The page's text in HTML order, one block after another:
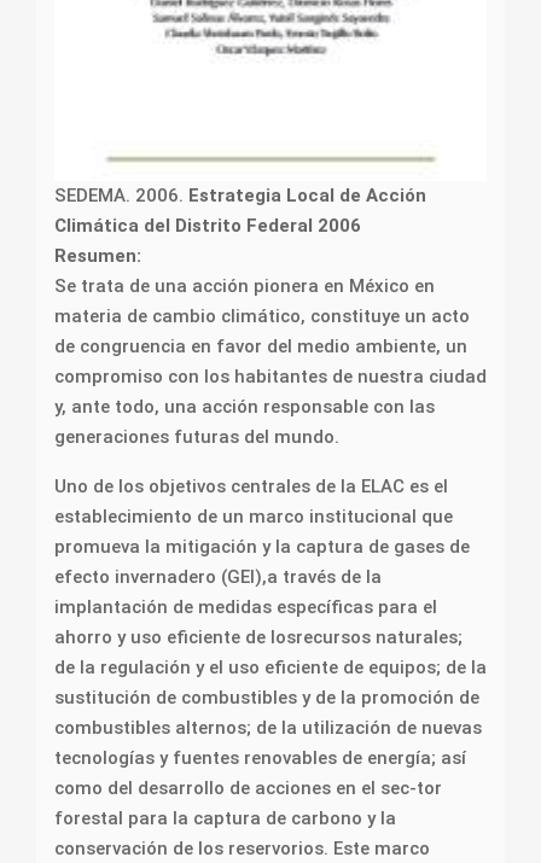
SEDEMA. 2006. Estrategia Local de Acción
Climática del Distrito Federal 2006
Resumen:
Se trata de una acción pionera en México en
materia de cambio climático, constituye un acto
de congruencia en favor del medio ambiente, un
compromiso con los habitantes de nuestra ciudad
y, ante todo, una acción responsable con las
generaciones futuras del mundo.
Uno de los objetivos centrales de la ELAC es el
establecimiento de un marco institucional que
promueva la mitigación y la captura de gases de
efecto invernadero (GEI),a través de la
implantación de medidas específicas para el
ahorro y uso eficiente de losrecursos naturales;
de la regulación y el uso eficiente de equipos; de la
sustitución de combustibles y de la promoción de
combustibles alternos; de la utilización de nuevas
tecnologías y fuentes renovables de energía; así
como del desarrollo de acciones en el sec-tor
forestal para la captura de carbono y la
conservación de los reservorios. Este marco